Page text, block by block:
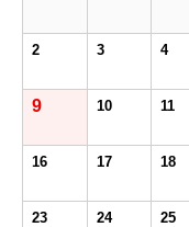
2 3 4
9 10 11
16 17 18
23 24 25
업
도